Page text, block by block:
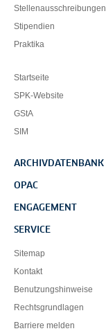
Stellenausschreibungen
Stipendien
Praktika
Startseite
SPK-Website
GStA
SIM
ARCHIVDATENBANK
OPAC
ENGAGEMENT
SERVICE
Sitemap
Kontakt
Benutzungshinweise
Rechtsgrundlagen
Barriere melden